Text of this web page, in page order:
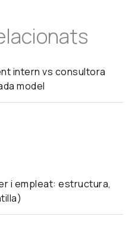
intern vs consultora
model
i empleat: estructura,